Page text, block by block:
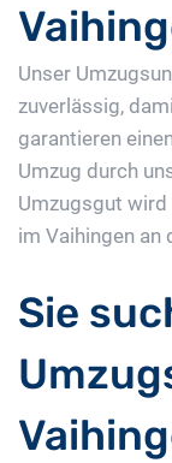
Unser
zuverlässig,
garantieren
Umzug durch
Umzugsgut
im Vaihingen an
Sie